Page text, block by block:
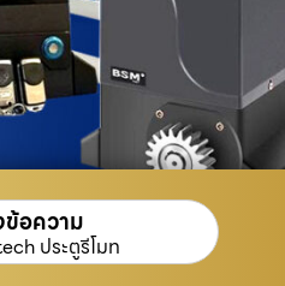
อความ
ประตูรีโมท